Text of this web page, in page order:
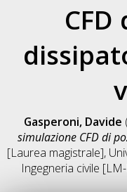
Gasperoni, Davide
simulazione CFD di
[Laurea magistrale],
Ingegneria civile